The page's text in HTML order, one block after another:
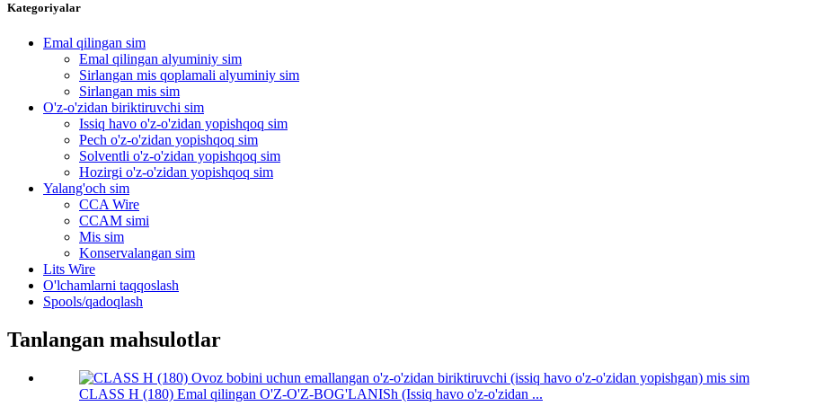
Kategoriyalar
Emal qilingan sim
Emal qilingan alyuminiy sim
Sirlangan mis qoplamali alyuminiy sim
Sirlangan mis sim
O'z-o'zidan biriktiruvchi sim
Issiq havo o'z-o'zidan yopishqoq sim
Pech o'z-o'zidan yopishqoq sim
Solventli o'z-o'zidan yopishqoq sim
Hozirgi o'z-o'zidan yopishqoq sim
Yalang'och sim
CCA Wire
CCAM simi
Mis sim
Konservalangan sim
Lits Wire
O'lchamlarni taqqoslash
Spools/qadoqlash
Tanlangan mahsulotlar
CLASS H (180) Emal qilingan O'Z-O'Z-BOG'LANISh (Issiq havo o'z-o'zidan ...